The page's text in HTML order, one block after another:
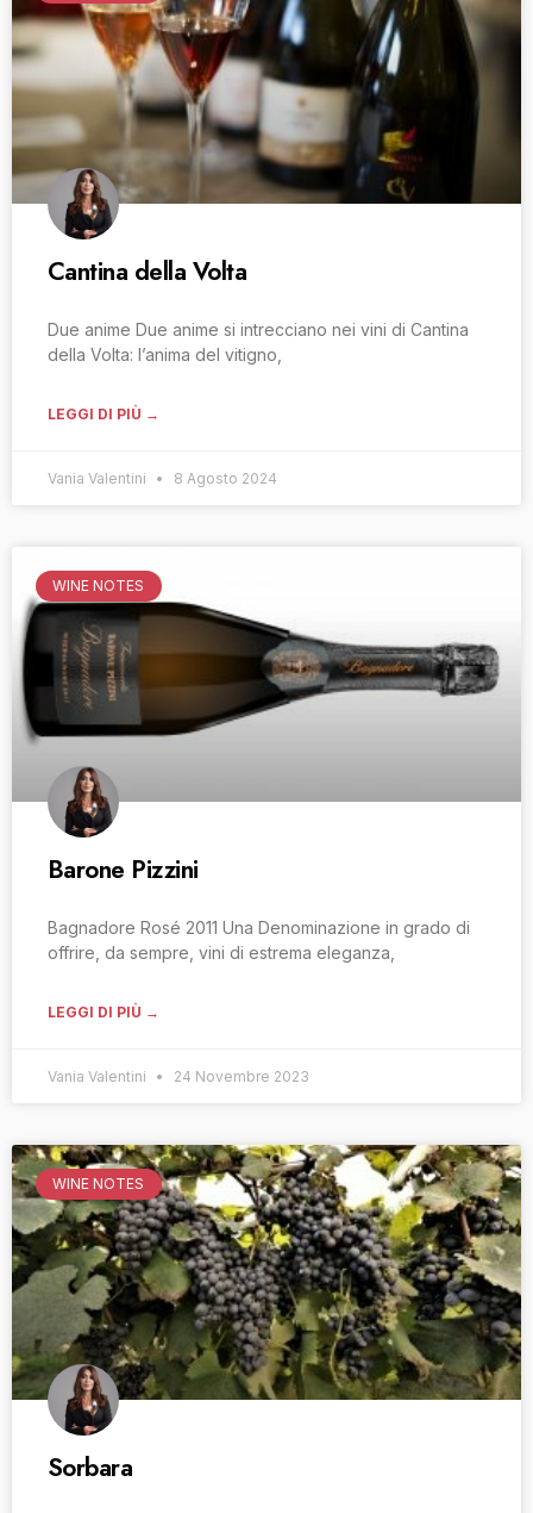
Cantina della Volta
Due anime Due anime si intrecciano nei vini di Cantina
della Volta: l’anima del vitigno,
LEGGI DI PIÙ →
Vania Valentini 8 Agosto 2024
WINE NOTES
Barone Pizzini
Bagnadore Rosé 2011 Una Denominazione in grado di
offrire, da sempre, vini di estrema eleganza,
LEGGI DI PIÙ →
Vania Valentini 24 Novembre 2023
WINE NOTES
Sorbara